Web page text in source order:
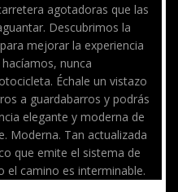
agotadoras que las
Descubrimos la
mejorar la experiencia
nunca
Échale un vistazo
a guardabarros y podrás
elegante y moderna de
Moderna. Tan actualizada
que emite el sistema de
camino es interminable.